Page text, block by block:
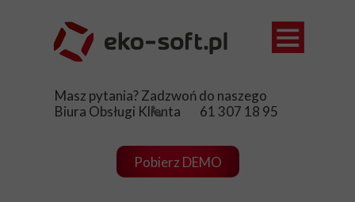
Pobierz DEMO
Masz pytania? Zadzwoń do naszego
Biura Obsługi Klienta 61 307 18 95